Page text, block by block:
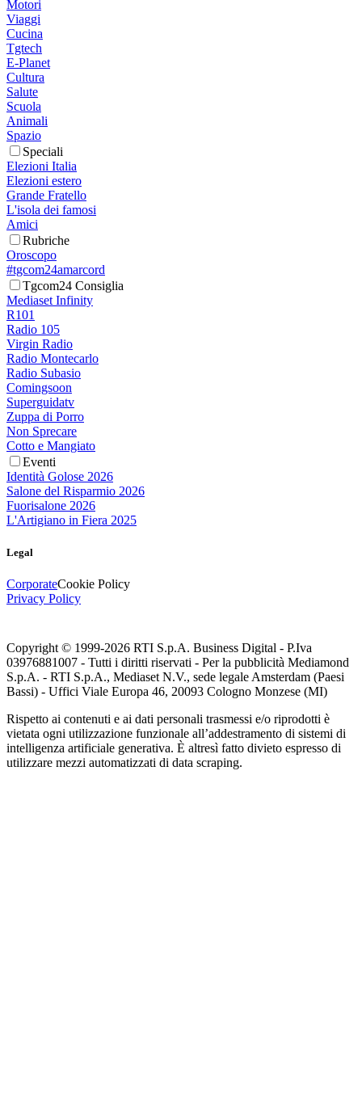
Motori
Viaggi
Cucina
Tgtech
E-Planet
Cultura
Salute
Scuola
Animali
Spazio
Speciali
Elezioni Italia
Elezioni estero
Grande Fratello
L'isola dei famosi
Amici
Rubriche
Oroscopo
#tgcom24amarcord
Tgcom24 Consiglia
Mediaset Infinity
R101
Radio 105
Virgin Radio
Radio Montecarlo
Radio Subasio
Comingsoon
Superguidatv
Zuppa di Porro
Non Sprecare
Cotto e Mangiato
Eventi
Identità Golose 2026
Salone del Risparmio 2026
Fuorisalone 2026
L'Artigiano in Fiera 2025
Legal
CorporateCookie Policy
Privacy Policy
Copyright © 1999-2026 RTI S.p.A. Business Digital - P.Iva
03976881007 - Tutti i diritti riservati - Per la pubblicità Mediamond
S.p.A. - RTI S.p.A., Mediaset N.V., sede legale Amsterdam (Paesi
Bassi) - Uffici Viale Europa 46, 20093 Cologno Monzese (MI)
Rispetto ai contenuti e ai dati personali trasmessi e/o riprodotti è
vietata ogni utilizzazione funzionale all’addestramento di sistemi di
intelligenza artificiale generativa. È altresì fatto divieto espresso di
utilizzare mezzi automatizzati di data scraping.